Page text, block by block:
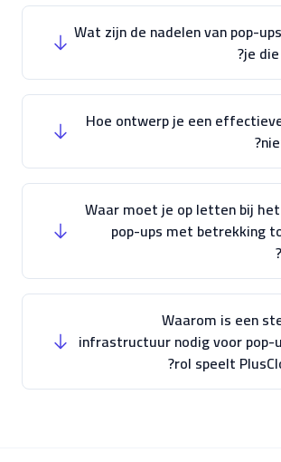
Wat zijn de nadelen van pop-
je
Hoe ontwerp je een
Waar moet je op letten bij
pop-ups met betrekking
Waarom is een
infrastructuur nodig voor pop-
rol speelt